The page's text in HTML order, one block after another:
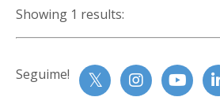
Showing 1 results:
Seguime!